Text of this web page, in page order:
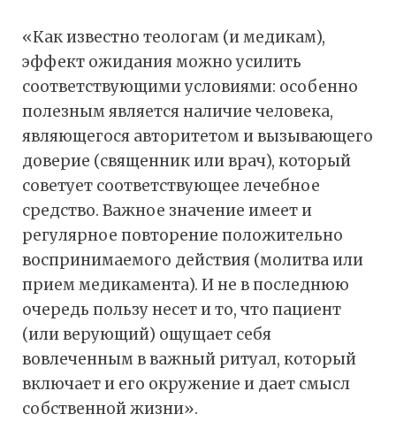
«Как известно теологам (и медикам),
эффект ожидания можно усилить
соответствующими условиями: особенно
полезным является наличие человека,
являющегося авторитетом и вызывающего
доверие (священник или врач), который
советует соответствующее лечебное
средство. Важное значение имеет и
регулярное повторение положительно
воспринимаемого действия (молитва или
прием медикамента). И не в последнюю
очередь пользу несет и то, что пациент
(или верующий) ощущает себя
вовлеченным в важный ритуал, который
включает и его окружение и дает смысл
собственной жизни».